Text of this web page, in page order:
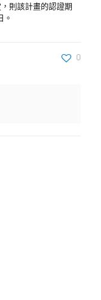
則該計畫的認證期
。
0